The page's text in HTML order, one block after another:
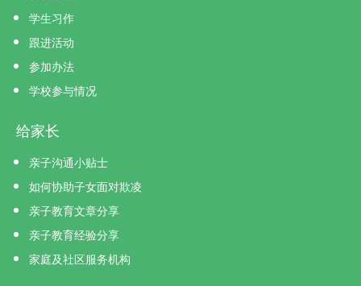
学生习作
跟进活动
参加办法
学校参与情况
给家长
亲子沟通小贴士
如何协助子女面对欺凌
亲子教育文章分享
亲子教育经验分享
家庭及社区服务机构